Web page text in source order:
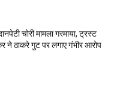
चोरी मामला गरमाया, ट्रस्ट
ने ठाकरे गुट पर लगाए गंभीर आरोप